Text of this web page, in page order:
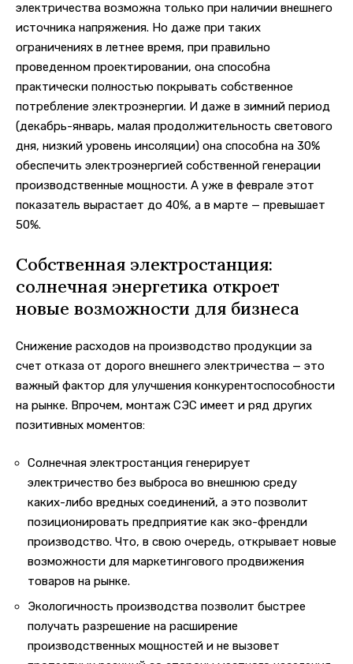
электричества возможна только при наличии внешнего
источника напряжения. Но даже при таких
ограничениях в летнее время, при правильно
проведенном проектировании, она способна
практически полностью покрывать собственное
потребление электроэнергии. И даже в зимний период
(декабрь-январь, малая продолжительность светового
дня, низкий уровень инсоляции) она способна на 30%
обеспечить электроэнергией собственной генерации
производственные мощности. А уже в феврале этот
показатель вырастает до 40%, а в марте — превышает
50%.
Собственная электростанция:
солнечная энергетика откроет
новые возможности для бизнеса
Снижение расходов на производство продукции за
счет отказа от дорого внешнего электричества — это
важный фактор для улучшения конкурентоспособности
на рынке. Впрочем, монтаж СЭС имеет и ряд других
позитивных моментов:
Солнечная электростанция генерирует
электричество без выброса во внешнюю среду
каких-либо вредных соединений, а это позволит
позиционировать предприятие как эко-френдли
производство. Что, в свою очередь, открывает новые
возможности для маркетингового продвижения
товаров на рынке.
Экологичность производства позволит быстрее
получать разрешение на расширение
производственных мощностей и не вызовет